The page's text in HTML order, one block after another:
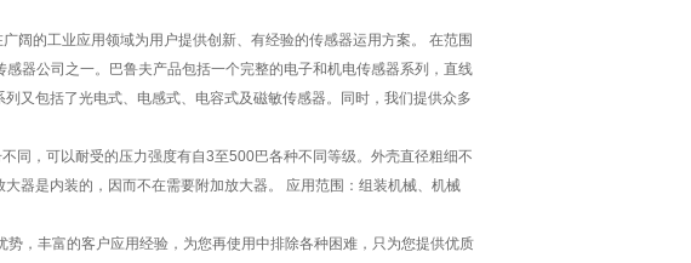
阔的工业应用领域为用户提供创新、有经验的传感器运用方案。 在范围
器公司之一。巴鲁夫产品包括一个完整的电子和机电传感器系列，直线
又包括了光电式、电感式、电容式及磁敏传感器。同时，我们提供众多
同，可以耐受的压力强度有自3至500巴各种不同等级。外壳直径粗细不
器是内装的，因而不在需要附加放大器。 应用范围：组装机械、机械
，丰富的客户应用经验，为您再使用中排除各种困难，只为您提供优质